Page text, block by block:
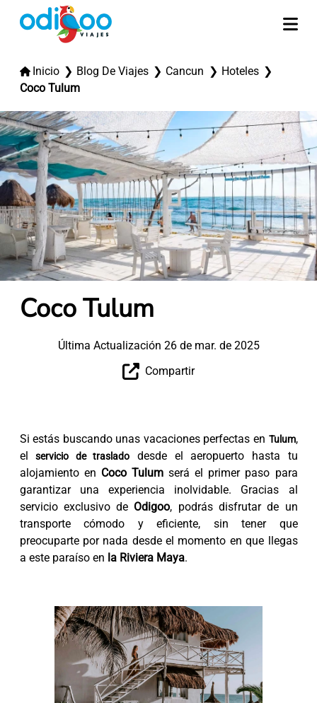
Inicio Blog De Viajes Cancun
Hoteles
Coco Tulum
Coco Tulum
Última Actualización 26 de mar. de 2025
Compartir
Si estás buscando unas vacaciones perfectas en Tulum,
elservicio de traslado
desde el aeropuerto hasta tu
alojamiento en Coco Tulumserá el primer paso para
garantizar una experiencia inolvidable. Gracias al
servicio exclusivo de Odigoo, podrás disfrutar de un
transporte cómodo y eficiente, sin tener que
preocuparte por nada desde el momento en que llegas
a este paraíso en la Riviera Maya.